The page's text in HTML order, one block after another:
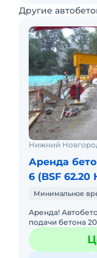
Другие
Нижний
Аренда
6 (BSF 62.20
Минимальное
Аренда!
подачи бетона
Диаметр цилиндра 280 мм
м